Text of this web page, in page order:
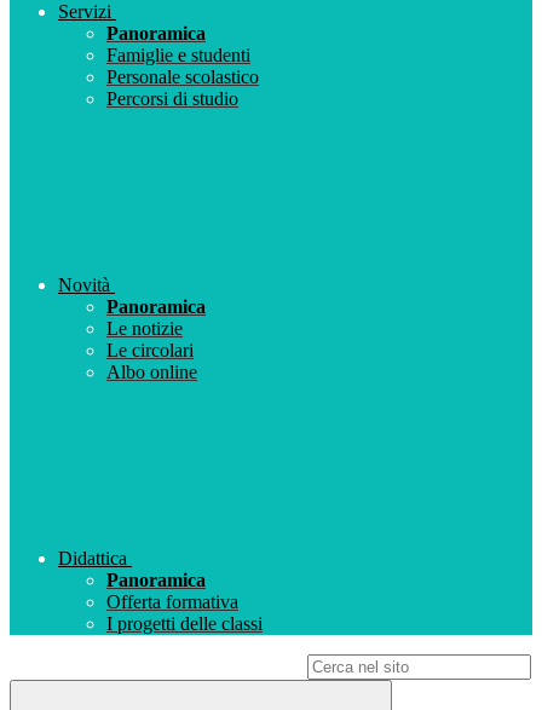
Servizi
Panoramica
Famiglie e studenti
Personale scolastico
Percorsi di studio
Novità
Panoramica
Le notizie
Le circolari
Albo online
Didattica
Panoramica
Offerta formativa
I progetti delle classi